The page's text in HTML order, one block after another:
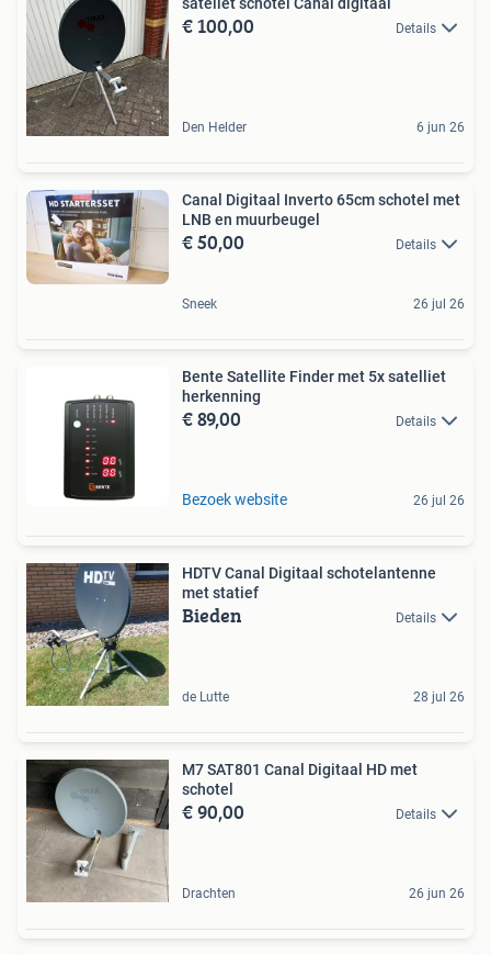
€ 100,00 Details
Den Helder 6 jun 26
Canal Digitaal Inverto 65cm schotel met
LNB en muurbeugel
€ 50,00 Details
Sneek 26 jul 26
Bente Satellite Finder met 5x satelliet
herkenning
€ 89,00 Details
Bezoek website 26 jul 26
HDTV Canal Digitaal schotelantenne
met statief
Bieden Details
de Lutte 28 jul 26
M7 SAT801 Canal Digitaal HD met
schotel
€ 90,00 Details
Drachten 26 jun 26